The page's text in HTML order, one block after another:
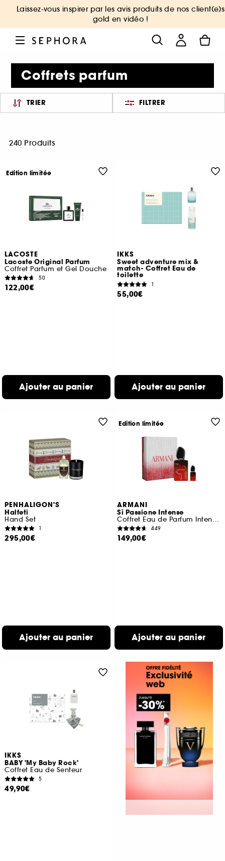
Laissez-vous inspirer par les avis produits de nos client(e)s
gold en vidéo !
Coffrets parfum
TRIER FILTRER
240 Produits
LACOSTE
Lacoste Original Parfum
Coffret Parfum et Gel Douche
50
122,00€
Ajouter au panier
Edition limitée
IKKS
Sweet adventure mix &
match- Coffret Eau de
toilette
1
55,00€
Ajouter au panier
PENHALIGON'S
Halfeti
Hand Set
1
295,00€
Ajouter au panier
ARMANI
Sì Passione Intense
Coffret Eau de Parfum Intense pour femme
449
149,00€
Ajouter au panier
Edition limitée
IKKS
BABY 'My Baby Rock'
Coffret Eau de Senteur
5
49,90€